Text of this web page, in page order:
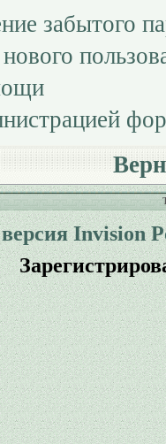
забытого
Invision